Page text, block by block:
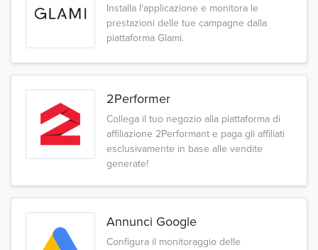
Installa l'applicazione e monitora le
prestazioni delle tue campagne dalla
piattaforma Glami.
2Performer
Collega il tuo negozio alla piattaforma di
affiliazione 2Performant e paga gli affiliati
esclusivamente in base alle vendite
generate!
Annunci Google
Configura il monitoraggio delle